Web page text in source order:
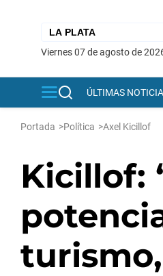
viernes 07 de agosto de
ÚLTIMAS
Portada >Política >Axel Kicillof
Kicillof: